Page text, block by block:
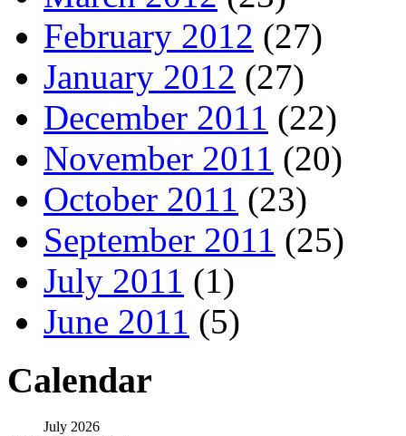
February 2012 (27)
January 2012 (27)
December 2011 (22)
November 2011 (20)
October 2011 (23)
September 2011 (25)
July 2011 (1)
June 2011 (5)
Calendar
July 2026